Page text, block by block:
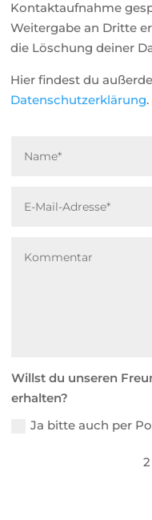
Kontaktaufnahme
Weitergabe an Dritte
die Löschung deiner
Hier findest du
Datenschutzerklärung.
Willst du unseren
erhalten?
Ja bitte auch per